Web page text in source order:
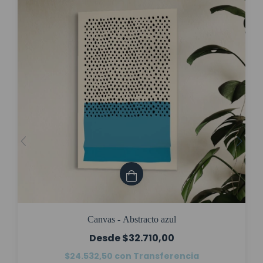
Canvas - Abstracto azul
$32.710,00
$24.532,50 con Transferencia